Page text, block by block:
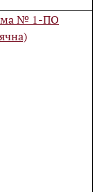
№ 1-ПО